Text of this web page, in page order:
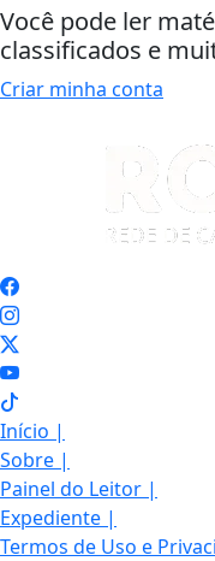
Você pode ler
classificados e
Criar minha conta
Início |
Sobre |
Painel do Leitor |
Expediente |
Termos de Uso e